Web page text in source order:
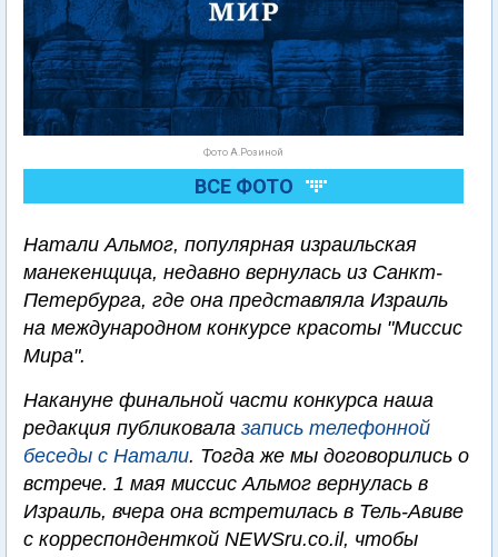
Фото А.Розиной
ВСЕ ФОТО
Натали Альмог, популярная израильская
манекенщица, недавно вернулась из Санкт-
Петербурга, где она представляла Израиль
на международном конкурсе красоты "Миссис
Мира".
Накануне финальной части конкурса наша
редакция публиковала запись телефонной
беседы с Натали. Тогда же мы договорились о
встрече. 1 мая миссис Альмог вернулась в
Израиль, вчера она встретилась в Тель-Авиве
с корреспонденткой NEWSru.co.il, чтобы